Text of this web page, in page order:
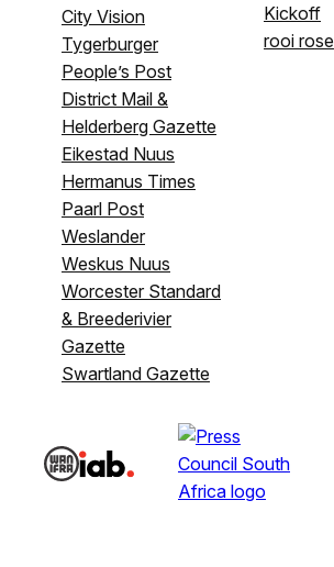
City Vision
Tygerburger
People’s Post
District Mail &
Helderberg Gazette
Eikestad Nuus
Hermanus Times
Paarl Post
Weslander
Weskus Nuus
Worcester Standard
& Breederivier
Gazette
Swartland Gazette
Kickoff
rooi rose